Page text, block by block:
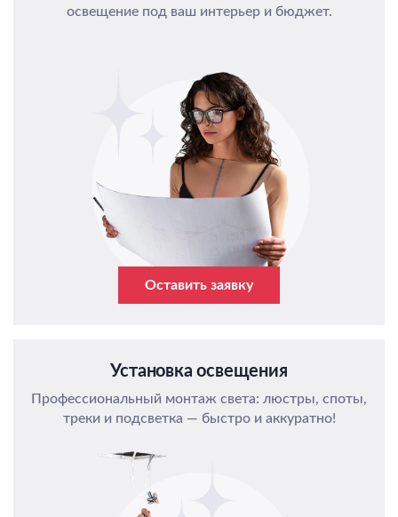
освещение под ваш интерьер и бюджет.
Оставить заявку
Установка освещения
Профессиональный монтаж света: люстры, споты,
треки и подсветка — быстро и аккуратно!